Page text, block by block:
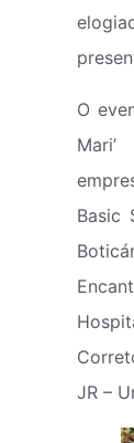
O
Basic
JR –